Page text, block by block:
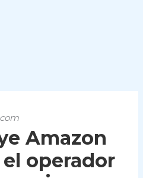
Amazon
operador